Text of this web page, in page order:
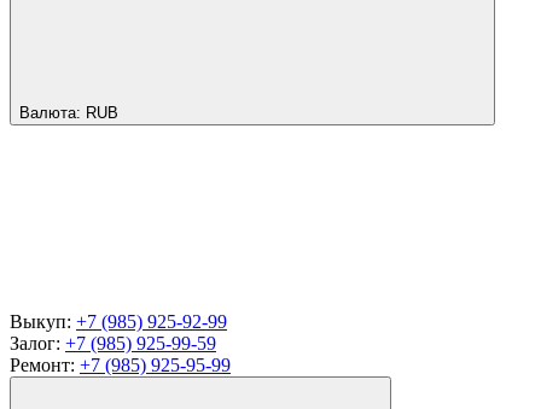
Валюта: RUB
Выкуп: +7 (985) 925-92-99
Залог: +7 (985) 925-99-59
Ремонт: +7 (985) 925-95-99